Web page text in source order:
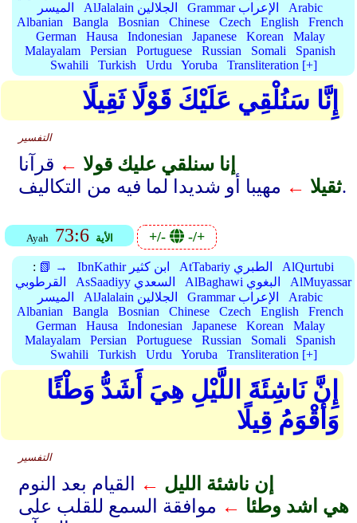
الميسر
AlJalalain الجلالين Grammar الإعراب
Arabic
Albanian
Bangla Bosnian Chinese Czech English
French
German
Hausa Indonesian Japanese Korean
Malay
Malayalam
Persian Portuguese Russian Somali
Spanish
Swahili
Turkish Urdu Yoruba Transliteration [+]
إِنَّا سَنُلْقِي عَلَيْكَ قَوْلًا ثَقِيلًا
التفسير
إنا سنلقي عليك قولا ← قرآنا
ثقيلا ← مهيبا أو شديدا لما فيه من التكاليف.
Ayah 73:6 الأية +/- -/+
: 📗 → IbnKathir ابن كثير AtTabariy الطبري
AlQurtubi
القرطوبي
AsSaadiyy السعدي AlBaghawi البغوي
AlMuyassar
الميسر
AlJalalain الجلالين Grammar الإعراب
Arabic
Albanian
Bangla Bosnian Chinese Czech English
French
German
Hausa Indonesian Japanese Korean
Malay
Malayalam
Persian Portuguese Russian Somali
Spanish
Swahili
Turkish Urdu Yoruba Transliteration [+]
إِنَّ نَاشِئَةَ اللَّيْلِ هِيَ أَشَدُّ وَطْئًا
وَأَقْوَمُ قِيلًا
التفسير
إن ناشئة الليل ←
القيام بعد النوم
هي اشد وطئا ← موافقة السمع للقلب على